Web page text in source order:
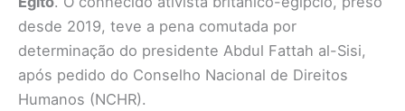
desde 2019, teve a pena comutada por
determinação do presidente Abdul Fattah al-Sisi,
após pedido do Conselho Nacional de Direitos
Humanos (NCHR).